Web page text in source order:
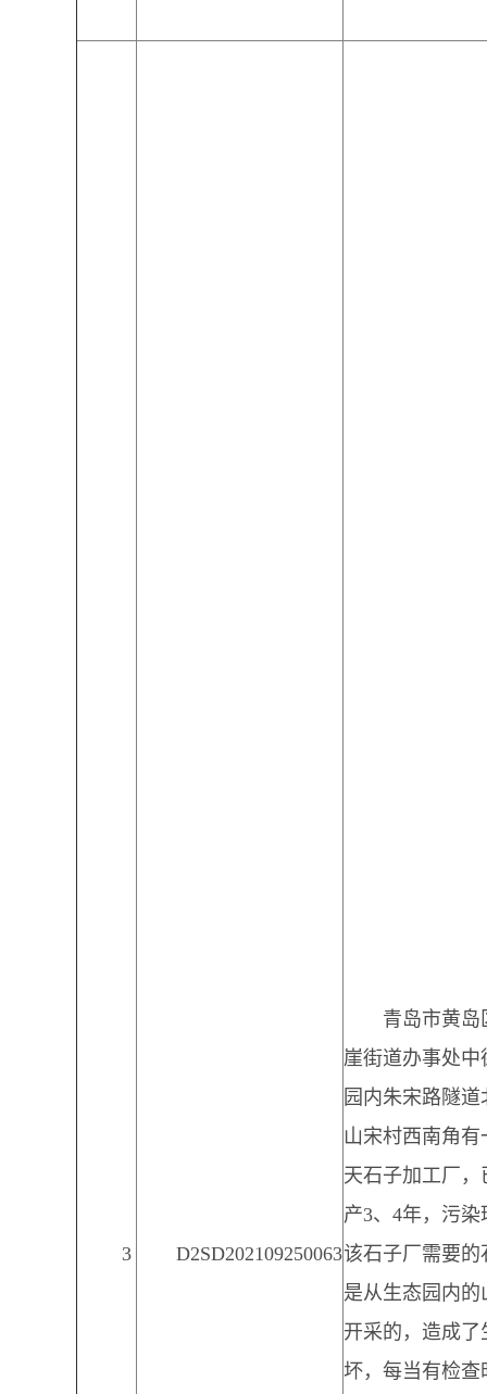
3 D2SD202109250063
青岛市黄岛
崖街道办事处中
园内朱宋路隧道
山宋村西南角有
天石子加工厂，
产3、4年，污染
该石子厂需要的
是从生态园内的
开采的，造成了
坏，每当有检查